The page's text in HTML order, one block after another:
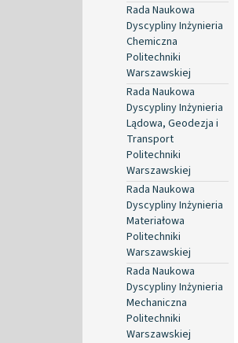
Rada Naukowa
Dyscypliny Inżynieria
Chemiczna
Politechniki
Warszawskiej
Rada Naukowa
Dyscypliny Inżynieria
Lądowa, Geodezja i
Transport
Politechniki
Warszawskiej
Rada Naukowa
Dyscypliny Inżynieria
Materiałowa
Politechniki
Warszawskiej
Rada Naukowa
Dyscypliny Inżynieria
Mechaniczna
Politechniki
Warszawskiej